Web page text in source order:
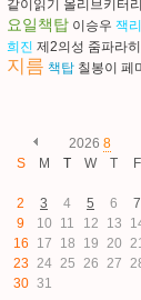
같이읽기 올리브키터
요일책탑 이승우 잭
희진 제2의성 줌파라
지름 책탑 칠봉이 페
2026 8
S
M T W T F
2
3 4 5 6 7
9
10 11 12 13
16
17 18 19 20
23 24 25 26 27
30 31